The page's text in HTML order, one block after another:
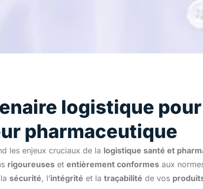
logistique
pharmaceutique
les enjeux cruciaux de la logistique santé et
rigoureuses et entièrement conformes aux
sécurité, l’intégrité et la traçabilité de vos